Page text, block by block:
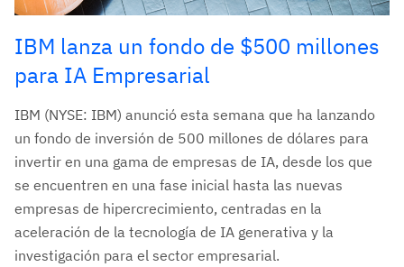
IBM lanza un fondo de $500 millones
para IA Empresarial
IBM (NYSE: IBM) anunció esta semana que ha lanzando
un fondo de inversión de 500 millones de dólares para
invertir en una gama de empresas de IA, desde los que
se encuentren en una fase inicial hasta las nuevas
empresas de hipercrecimiento, centradas en la
aceleración de la tecnología de IA generativa y la
investigación para el sector empresarial.